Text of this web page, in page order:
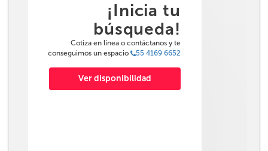
¡Inicia tu
búsqueda!
Cotiza en línea o contáctanos y te
conseguimos un espacio
55 4169 6652
Ver disponibilidad